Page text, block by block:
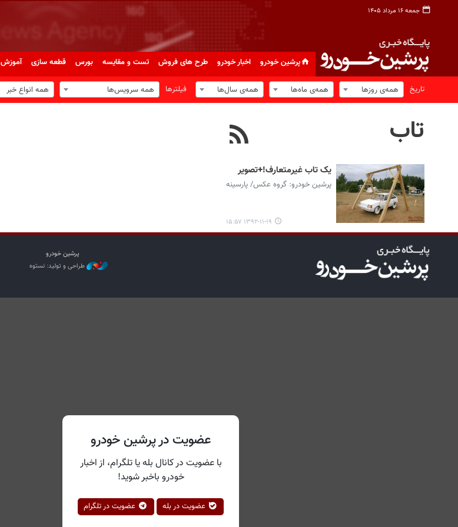
جمعه ۱۶ مرداد ۱۴۰۵
پرشین خودرو اخبار خودرو طرح های فروش تست و مقایسه بورس قطعه سازی آموزش
تاریخ همه‌ی روزها همه‌ی ماه‌ها همه‌ی سال‌ها فیلترها همه سرویس‌ها همه انواع خبر
تاب
یک تاب غیرمتعارف!+تصویر
پرشین خودرو: گروه عکس/ پارسینه
۱۳۹۲-۱۱-۱۹ ۱۵:۵۷
پرشین خودرو
طراحی و تولید: نستوه
عضویت در پرشین خودرو
با عضویت در کانال بله یا تلگرام، از اخبار
خودرو باخبر شوید!
عضویت در بله عضویت در تلگرام